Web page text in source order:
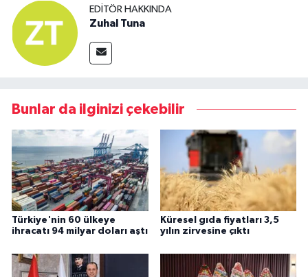
EDITÖR HAKKINDA
Zuhal Tuna
Bunlar da ilginizi çekebilir
Türkiye'nin 60 ülkeye
ihracatı 94 milyar doları aştı
Küresel gıda fiyatları 3,5
yılın zirvesine çıktı